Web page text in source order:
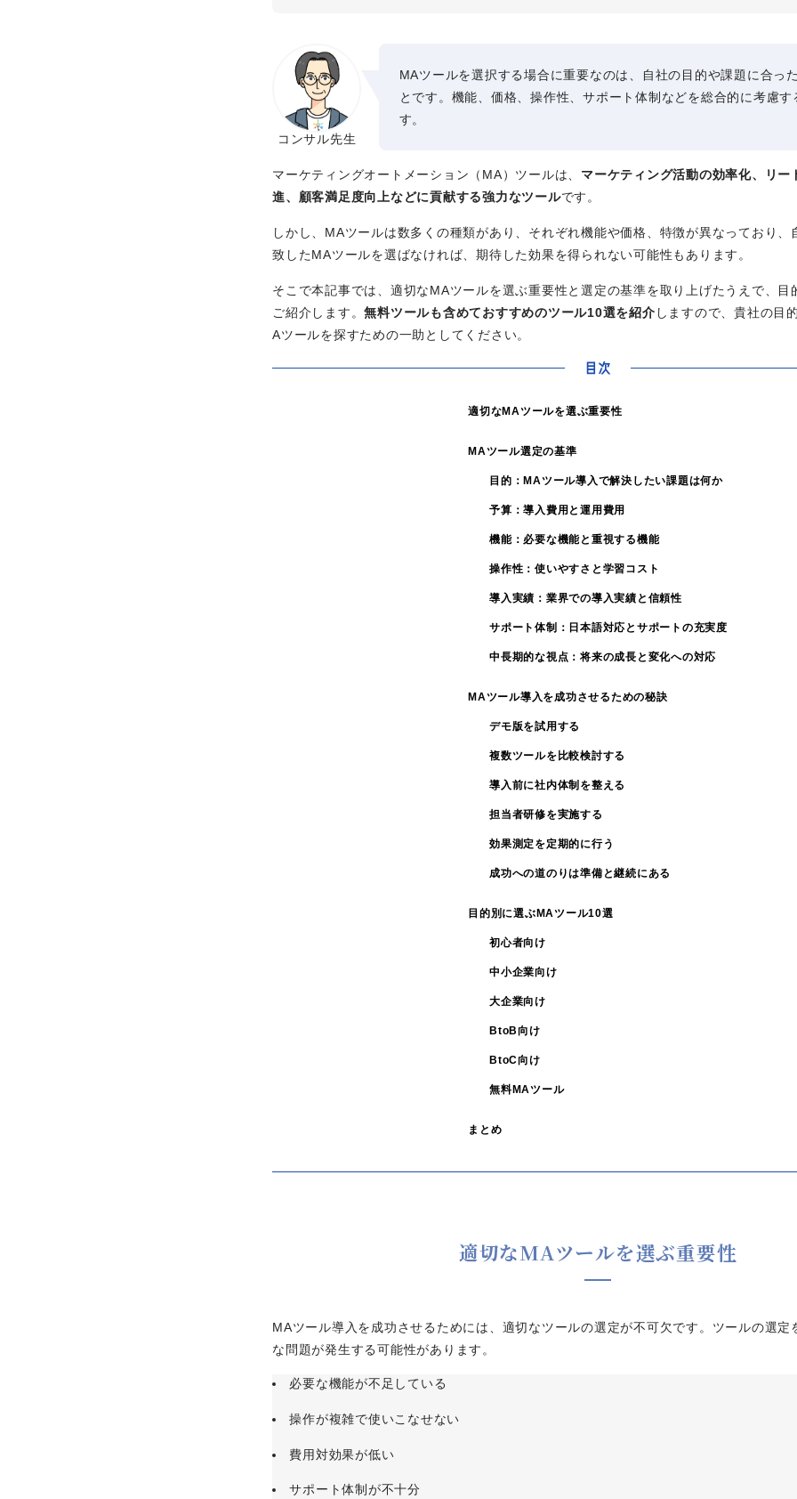
コンサル先生
MAツールを選択する場合に重要なのは、自社の目的や課題に合っ
とです。機能、価格、操作性、サポート体制などを総合的に考慮
す。
マーケティングオートメーション（MA）ツールは、 マーケティング活動の効率化、リー
進、顧客満足度向上などに貢献する強力なツールです。
しかし、MAツールは数多くの種類があり、それぞれ機能や価格、特徴が異なっており、
致したMAツールを選ばなければ、期待した効果を得られない可能性もあります。
そこで本記事では、適切なMAツールを選ぶ重要性と選定の基準を取り上げたうえで、目
ご紹介します。無料ツールも含めておすすめのツール10選を紹介 しますので、貴社の目
Aツールを探すための一助としてください。
目次
適切なMAツールを選ぶ重要性
MAツール選定の基準
目的：MAツール導入で解決したい課題は何か
予算：導入費用と運用費用
機能：必要な機能と重視する機能
操作性：使いやすさと学習コスト
導入実績：業界での導入実績と信頼性
サポート体制：日本語対応とサポートの充実度
中長期的な視点：将来の成長と変化への対応
MAツール導入を成功させるための秘訣
デモ版を試用する
複数ツールを比較検討する
導入前に社内体制を整える
担当者研修を実施する
効果測定を定期的に行う
成功への道のりは準備と継続にある
目的別に選ぶMAツール10選
初心者向け
中小企業向け
大企業向け
BtoB向け
BtoC向け
無料MAツール
まとめ
適切なMAツールを選ぶ重要性
MAツール導入を成功させるためには、適切なツールの選定が不可欠です。ツールの選定
な問題が発生する可能性があります。
必要な機能が不足している
操作が複雑で使いこなせない
費用対効果が低い
サポート体制が不十分